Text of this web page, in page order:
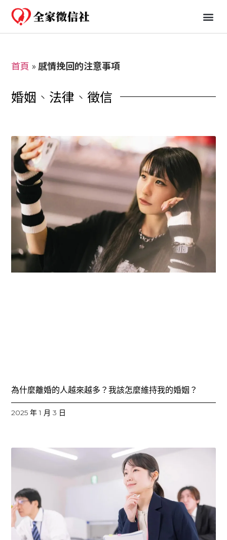
首頁 » 感情挽回的注意事項
婚姻 、 法律 、 徵信
為什麼離婚的人越來越多？我該怎麼維持我的婚姻？
2025 年 1 月 3 日